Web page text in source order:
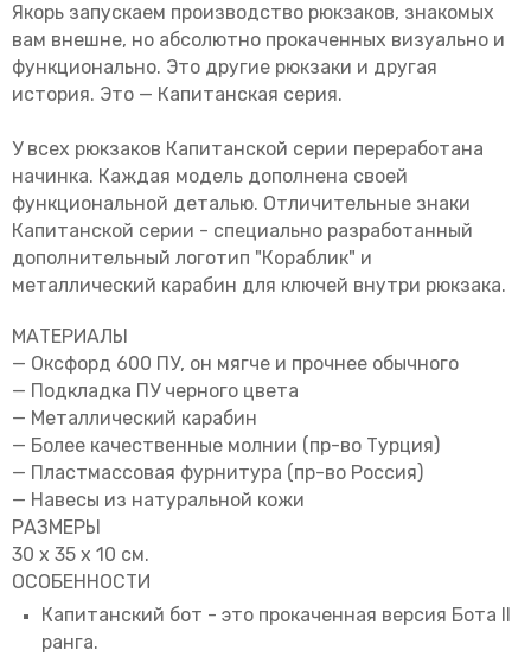
Якорь запускаем производство рюкзаков, знакомых
вам внешне, но абсолютно прокаченных визуально и
функционально. Это другие рюкзаки и другая
история. Это — Капитанская серия.
У всех рюкзаков Капитанской серии переработана
начинка. Каждая модель дополнена своей
функциональной деталью. Отличительные знаки
Капитанской серии - специально разработанный
дополнительный логотип "Кораблик" и
металлический карабин для ключей внутри рюкзака.
МАТЕРИАЛЫ
— Оксфорд 600 ПУ, он мягче и прочнее обычного
— Подкладка ПУ черного цвета
— Металлический карабин
— Более качественные молнии (пр-во Турция)
— Пластмассовая фурнитура (пр-во Россия)
— Навесы из натуральной кожи
РАЗМЕРЫ
30 х 35 х 10 см.
ОСОБЕННОСТИ
Капитанский бот - это прокаченная версия Бота II
ранга.